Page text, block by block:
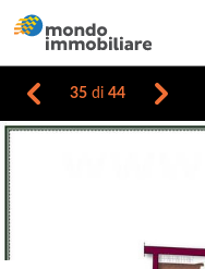
35 di 44